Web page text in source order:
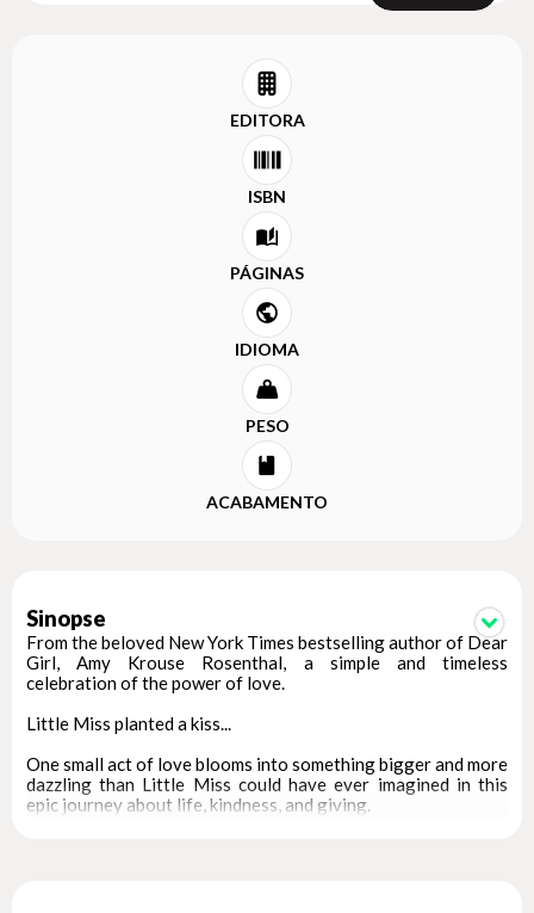
EDITORA
ISBN
PÁGINAS
IDIOMA
PESO
ACABAMENTO
Sinopse
From the beloved New York Times bestselling author of Dear
Girl, Amy Krouse Rosenthal, a simple and timeless
celebration of the power of love.
Little Miss planted a kiss...
One small act of love blooms into something bigger and more
dazzling than Little Miss could have ever imagined in this
epic journey about life, kindness, and giving.